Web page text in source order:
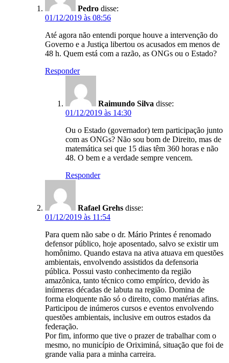
Pedro disse:
01/12/2019 às 08:56
Até agora não entendi porque houve a intervenção do
Governo e a Justiça libertou os acusados em menos de
48 h. Quem está com a razão, as ONGs ou o Estado?
Responder
Raimundo Silva disse:
01/12/2019 às 14:30
Ou o Estado (governador) tem participação junto
com as ONGs? Não sou bom de Direito, mas de
matemática sei que 15 dias têm 360 horas e não
48. O bem e a verdade sempre vencem.
Responder
Rafael Grehs disse:
01/12/2019 às 11:54
Para quem não sabe o dr. Mário Printes é renomado
defensor público, hoje aposentado, salvo se existir um
homônimo. Quando estava na ativa atuava em questões
ambientais, envolvendo assistidos da defensoria
pública. Possui vasto conhecimento da região
amazônica, tanto técnico como empírico, devido às
inúmeras décadas de labuta na região. Domina de
forma eloquente não só o direito, como matérias afins.
Participou de inúmeros cursos e eventos envolvendo
questões ambientais, inclusive em outros estados da
federação.
Por fim, informo que tive o prazer de trabalhar com o
mesmo, no município de Oriximiná, situação que foi de
grande valia para a minha carreira.